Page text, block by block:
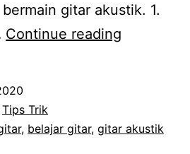
gitar akustik. 1.
Continue reading
Bermain
Tips Trik
, belajar gitar, gitar akustik